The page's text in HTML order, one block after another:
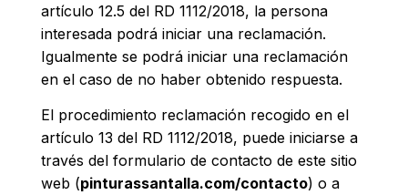
artículo 12.5 del RD 1112/2018, la persona
interesada podrá iniciar una reclamación.
Igualmente se podrá iniciar una reclamación
en el caso de no haber obtenido respuesta.
El procedimiento reclamación recogido en el
artículo 13 del RD 1112/2018, puede iniciarse a
través del formulario de contacto de este sitio
web (pinturassantalla.com/contacto) o a